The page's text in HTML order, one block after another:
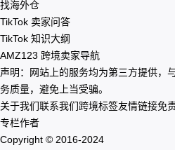
找海外仓
TikTok 卖家问答
TikTok 知识大纲
AMZ123 跨境卖家导航
声明：网站上的服务均为第三方提供，
务质量，避免上当受骗。
关于我们联系我们跨境标签友情链接免
专栏作者
Copyright © 2016-2024